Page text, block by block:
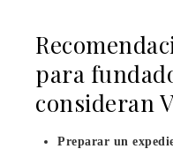
para
consideran
Preparar un